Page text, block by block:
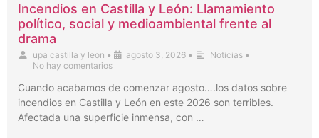
Incendios en Castilla y León: Llamamiento
político, social y medioambiental frente al
drama
upa castilla y leon • agosto 3, 2026 • Noticias •
No hay comentarios
Cuando acabamos de comenzar agosto….los datos sobre
incendios en Castilla y León en este 2026 son terribles.
Afectada una superficie inmensa, con …